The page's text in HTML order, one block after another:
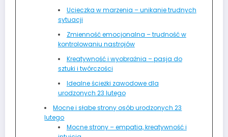
Ucieczka w marzenia – unikanie trudnych
sytuacji
Zmienność emocjonalna – trudność w
kontrolowaniu nastrojów
Kreatywność i wyobraźnia – pasja do
sztuki i twórczości
Idealne ścieżki zawodowe dla
urodzonych 23 lutego
Mocne i słabe strony osób urodzonych 23
lutego
Mocne strony – empatia, kreatywność i